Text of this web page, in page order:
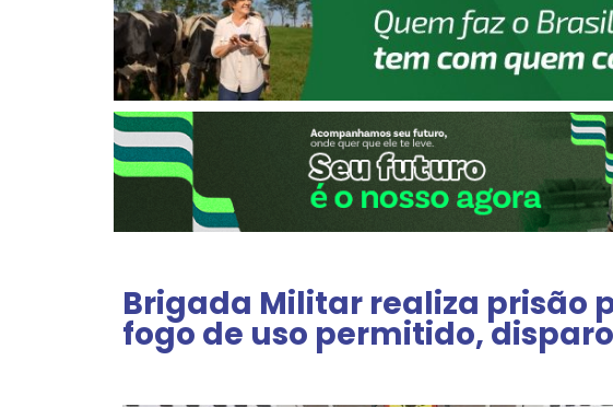
Brigada Militar realiza prisão
fogo de uso permitido,